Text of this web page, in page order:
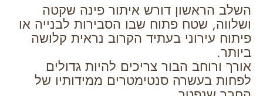
השלב הראשון דורש איתור פינה שקטה
ושלווה, שטח פתוח שבו הסבירות לבנייה או
פיתוח עירוני בעתיד הקרוב נראית קלושה
ביותר.
אורך ורוחב הבור צריכים להיות גדולים
לפחות בעשרה סנטימטרים ממידותיו של